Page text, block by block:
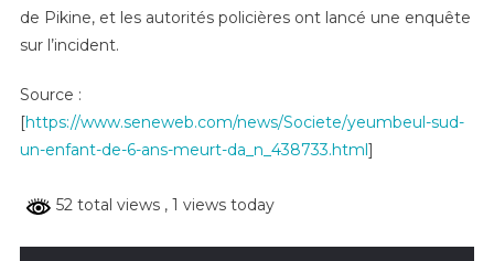
de Pikine, et les autorités policières ont lancé une enquête
sur l’incident.
Source :
[https://www.seneweb.com/news/Societe/yeumbeul-sud-
un-enfant-de-6-ans-meurt-da_n_438733.html]
52 total views , 1 views today